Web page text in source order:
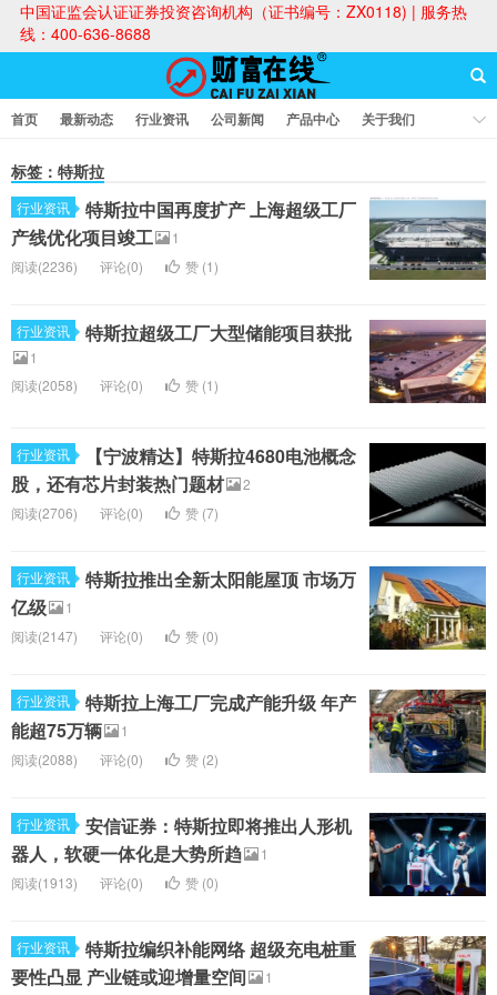
中国证监会认证证券投资咨询机构（证书编号：ZX0118) | 服务热
线：400-636-8688
首页 最新动态 行业资讯 公司新闻 产品中心
关于我们
标签：特斯拉
行业资讯
特斯拉中国再度扩产 上海超级工厂
产线优化项目竣工
1
阅读(2236)
评论(0) 赞 (1)
行业资讯 特斯拉超级工厂大型储能项目获批
1
阅读(2058)
评论(0) 赞 (1)
行业资讯
【宁波精达】特斯拉4680电池概念
股，还有芯片封装热门题材
2
阅读(2706)
评论(0) 赞 (7)
行业资讯
特斯拉推出全新太阳能屋顶 市场万
亿级
1
阅读(2147)
评论(0) 赞 (0)
行业资讯
特斯拉上海工厂完成产能升级 年产
能超75万辆
1
阅读(2088)
评论(0) 赞 (2)
行业资讯
安信证券：特斯拉即将推出人形机
器人，软硬一体化是大势所趋
1
阅读(1913)
评论(0) 赞 (0)
行业资讯
特斯拉编织补能网络 超级充电桩重
要性凸显 产业链或迎增量空间
1